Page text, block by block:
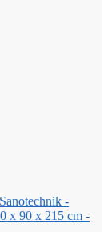
Sanotechnik -
x 90 x 215 cm -